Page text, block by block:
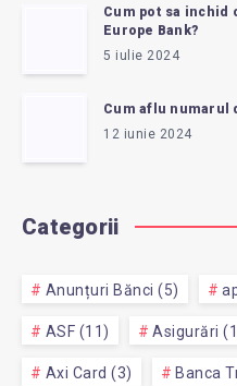
Cum pot sa inchid
Europe Bank?
5 iulie 2024
Cum aflu numarul
12 iunie 2024
Categorii
Anunțuri Bănci (5)
ASF (11) Asigurări
Axi Card (3) Banca